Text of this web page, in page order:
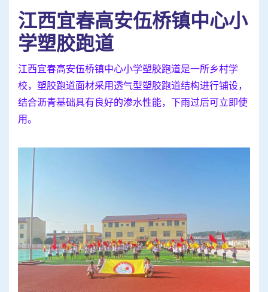
江西宜春高安伍桥镇中心小
学塑胶跑道
江西宜春高安伍桥镇中心小学塑胶跑道是一所乡村学
校，塑胶跑道面材采用透气型塑胶跑道结构进行铺设，
结合沥青基础具有良好的渗水性能，下雨过后可立即使
用。